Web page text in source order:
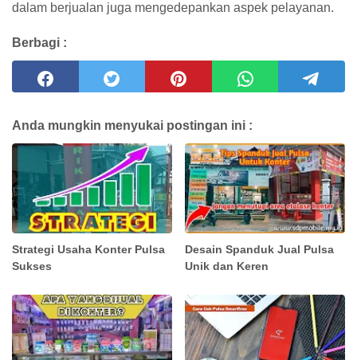
dalam berjualan juga mengedepankan aspek pelayanan.
Berbagi :
Anda mungkin menyukai postingan ini :
Strategi Usaha Konter Pulsa
Sukses
Desain Spanduk Jual Pulsa
Unik dan Keren